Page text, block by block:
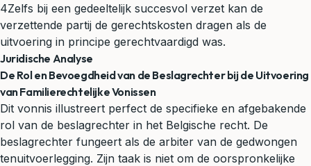
4Zelfs bij een gedeeltelijk succesvol verzet kan de
verzettende partij de gerechtskosten dragen als de
uitvoering in principe gerechtvaardigd was.
Juridische Analyse
De Rol en Bevoegdheid van de Beslagrechter bij de Uitvoering
van Familierechtelijke Vonissen
Dit vonnis illustreert perfect de specifieke en afgebakende
rol van de beslagrechter in het Belgische recht. De
beslagrechter fungeert als de arbiter van de gedwongen
tenuitvoerlegging. Zijn taak is niet om de oorspronkelijke